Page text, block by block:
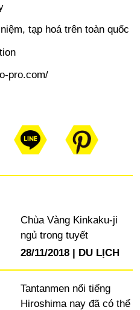
tạp hoá trên toàn quốc
pro.com/
Chùa Vàng Kinkaku-ji
ngủ trong tuyết
28/11/2018
DU LỊCH
Tantanmen nổi tiếng
Hiroshima nay đã có thể